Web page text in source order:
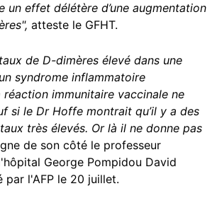
un effet délétère d’une augmentation
atteste le GFHT.
de D-dimères élevé dans une
syndrome inflammatoire
immunitaire vaccinale ne
si le Dr Hoffe montrait qu’il y a des
très élevés. Or là il ne donne pas
de son côté le professeur
George Pompidou David
par l'AFP le 20 juillet.